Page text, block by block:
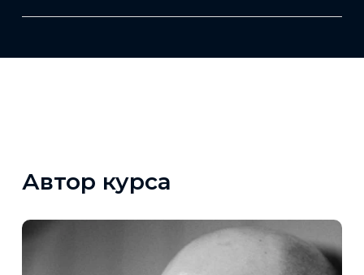
Автор курса